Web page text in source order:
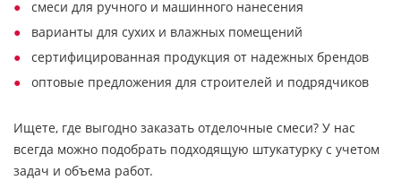
смеси для ручного и машинного нанесения
варианты для сухих и влажных помещений
сертифицированная продукция от надежных брендов
оптовые предложения для строителей и подрядчиков
Ищете, где выгодно заказать отделочные смеси? У нас
всегда можно подобрать подходящую штукатурку с учетом
задач и объема работ.